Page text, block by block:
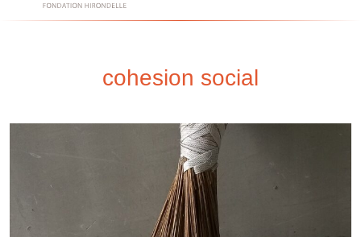
cohesion social